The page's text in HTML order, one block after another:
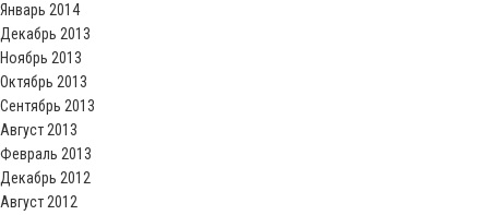
Январь 2014
Декабрь 2013
Ноябрь 2013
Октябрь 2013
Сентябрь 2013
Август 2013
Февраль 2013
Декабрь 2012
Август 2012